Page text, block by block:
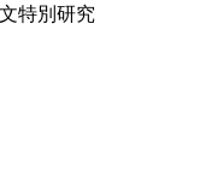
特別研究